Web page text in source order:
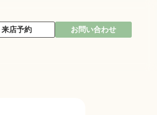
来店予約 お問い合わせ